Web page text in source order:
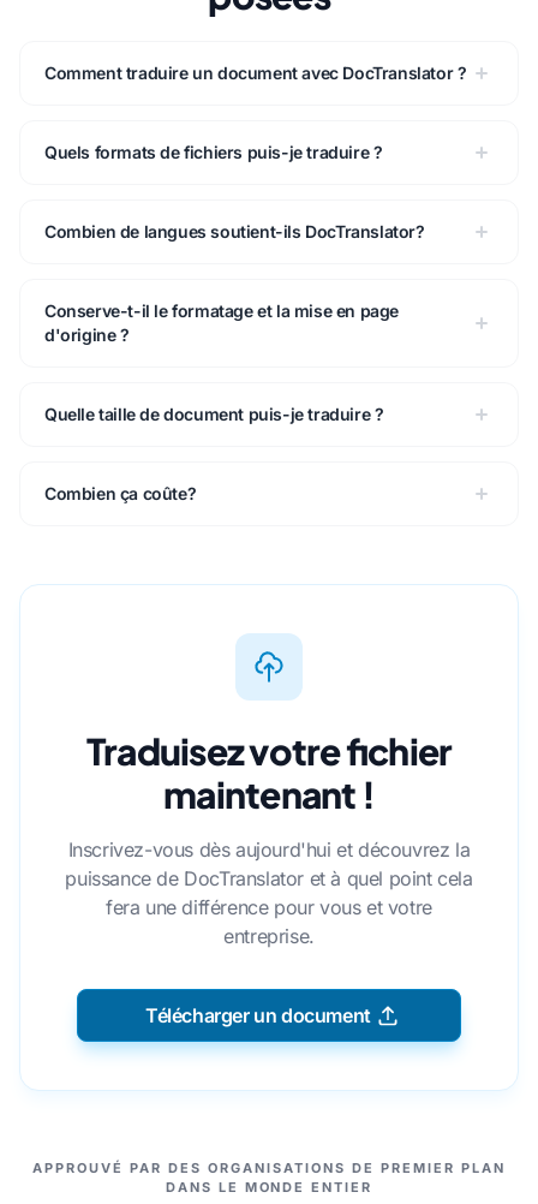
Comment traduire un document avec DocTranslator ?
Quels formats de fichiers puis-je traduire ?
Combien de langues soutient-ils DocTranslator?
Conserve-t-il le formatage et la mise en page
d'origine ?
Quelle taille de document puis-je traduire ?
Combien ça coûte?
Traduisez votre fichier
maintenant !
Inscrivez-vous dès aujourd'hui et découvrez la
puissance de DocTranslator et à quel point cela
fera une différence pour vous et votre
entreprise.
Télécharger un document
NOS PARTENAIRES
APPROUVÉ PAR DES ORGANISATIONS DE PREMIER PLAN
DANS LE MONDE ENTIER